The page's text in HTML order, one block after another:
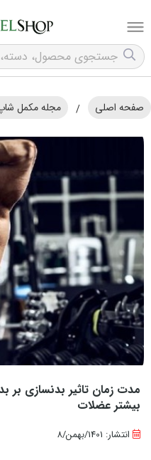
صفحه اصلی / مجله مکمل
مدت زمان تاثیر بدنسازی بر
بیشتر عضلات
انتشار: 1401/بهمن/8